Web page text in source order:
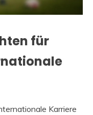
für
Karriere